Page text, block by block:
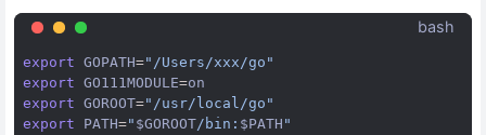
bash
export GOPATH="/Users/xxx/go"
export GO111MODULE=
export GOROOT="/usr/local/go"
export
PATH=" $GOROOT/bin: $PATH "